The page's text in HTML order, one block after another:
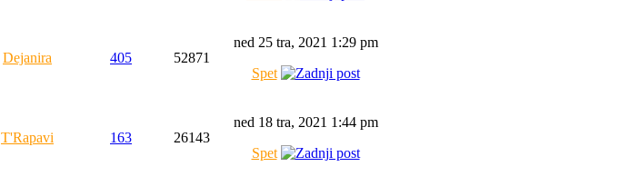
Dejanira 405 52871
ned 25 tra, 2021 1:29 pm
Spet
T'Rapavi 163 26143
ned 18 tra, 2021 1:44 pm
Spet